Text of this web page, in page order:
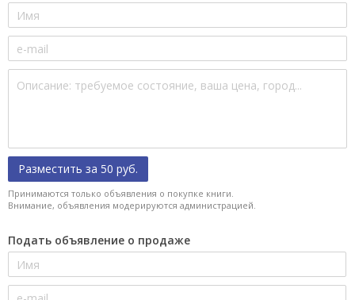
Разместить за 50 руб.
Принимаются только объявления о покупке книги.
Внимание, объявления модерируются администрацией.
Подать объявление о продаже